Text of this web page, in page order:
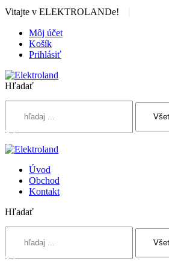
Vitajte v ELEKTROLANDe!
Môj účet
Košík
Prihlásiť
Hľadať
Úvod
Obchod
Kontakt
Hľadať